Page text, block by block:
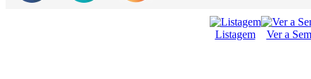
Listagem Ver a